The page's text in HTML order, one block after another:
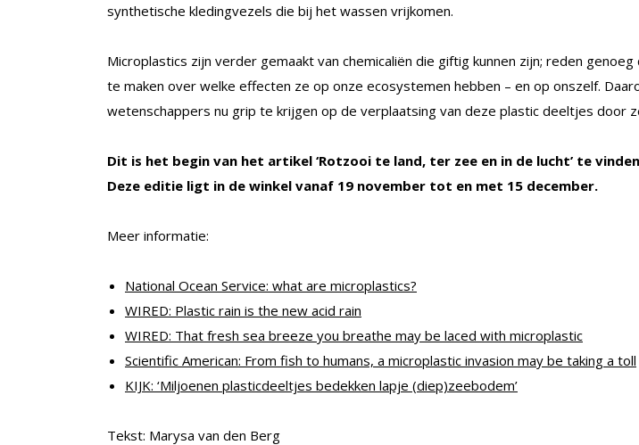
synthetische kledingvezels die bij het wassen vrijkomen.
Microplastics zijn verder gemaakt van chemicaliën die giftig kunnen zijn; reden
te maken over welke effecten ze op onze ecosystemen hebben – en op onszelf.
wetenschappers nu grip te krijgen op de verplaatsing van deze plastic deeltjes door
Dit is het begin van het artikel ‘Rotzooi te land, ter zee en in de lucht’ te
Deze editie ligt in de winkel vanaf 19 november tot en met 15 december.
Meer informatie:
National Ocean Service: what are microplastics?
WIRED: Plastic rain is the new acid rain
WIRED: That fresh sea breeze you breathe may be laced with microplastic
Scientific American: From fish to humans, a microplastic invasion may be taking a toll
KIJK: ‘Miljoenen plasticdeeltjes bedekken lapje (diep)zeebodem’
Tekst: Marysa van den Berg